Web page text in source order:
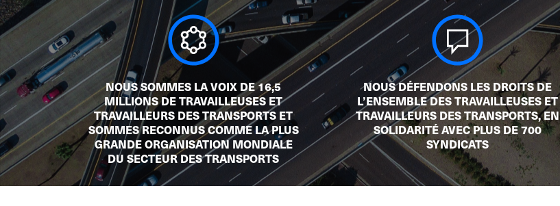
NOUS SOMMES LA VOIX DE 16,5
MILLIONS DE TRAVAILLEUSES ET
TRAVAILLEURS DES TRANSPORTS ET
SOMMES RECONNUS COMME LA PLUS
GRANDE ORGANISATION MONDIALE
DU SECTEUR DES TRANSPORTS
NOUS DÉFENDONS LES DROITS DE
L’ENSEMBLE DES TRAVAILLEUSES ET
TRAVAILLEURS DES TRANSPORTS, EN
SOLIDARITÉ AVEC PLUS DE 700
SYNDICATS